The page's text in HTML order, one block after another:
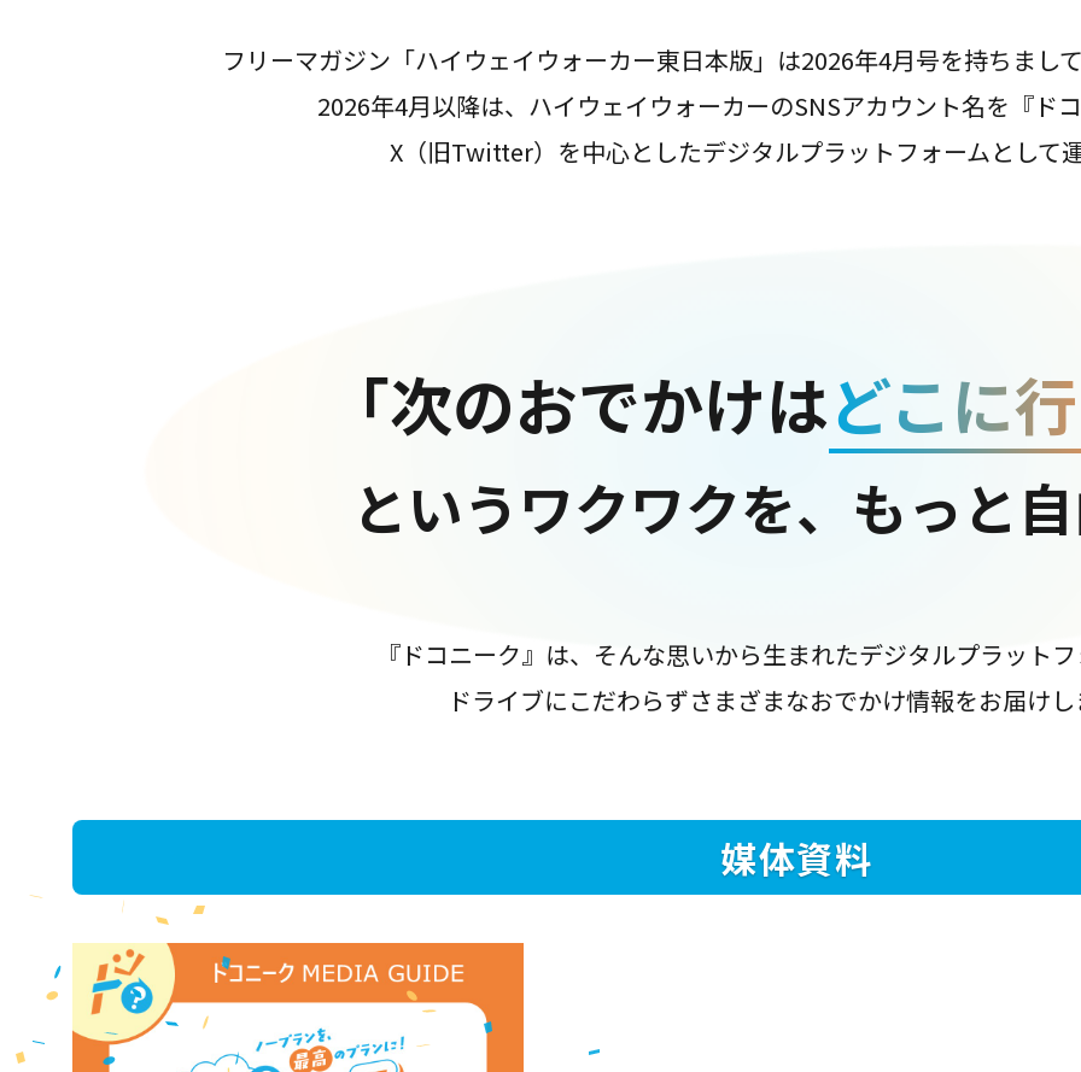
フリーマガジン「ハイウェイウォーカー東日本版」は2026年4月号を持ちまし
2026年4月以降は、ハイウェイウォーカーのSNSアカウント名を『ド
X（旧Twitter）を中心としたデジタルプラットフォームとして
「次のおでかけはどこに
というワクワクを、もっと
『ドコニーク』は、そんな思いから生まれたデジタルプラット
ドライブにこだわらずさまざまなおでかけ情報をお届け
媒体資料